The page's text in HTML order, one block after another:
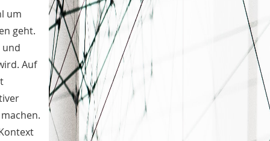
um
geht.
und
Auf
2
Oktober 4